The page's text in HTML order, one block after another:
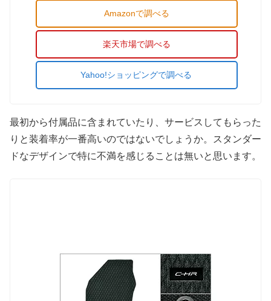
Amazonで調べる
楽天市場で調べる
Yahoo!ショッピングで調べる
最初から付属品に含まれていたり、サービスしてもらった
りと装着率が一番高いのではないでしょうか。スタンダー
ドなデザインで特に不満を感じることは無いと思います。